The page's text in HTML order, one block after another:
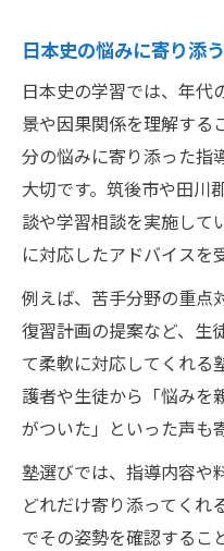
日本史の悩みに寄り添
日本史の学習では、年代
景や因果関係を理解する
分の悩みに寄り添った指
大切です。筑後市や田川
談や学習相談を実施して
に対応したアドバイスを
例えば、苦手分野の重点
復習計画の提案など、生
て柔軟に対応してくれる
護者や生徒から「悩みを
がついた」といった声も
塾選びでは、指導内容や
どれだけ寄り添ってくれ
でその姿勢を確認するこ